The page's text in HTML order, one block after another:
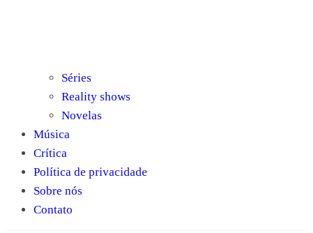
Séries
Reality shows
Novelas
Música
Crítica
Política de privacidade
Sobre nós
Contato